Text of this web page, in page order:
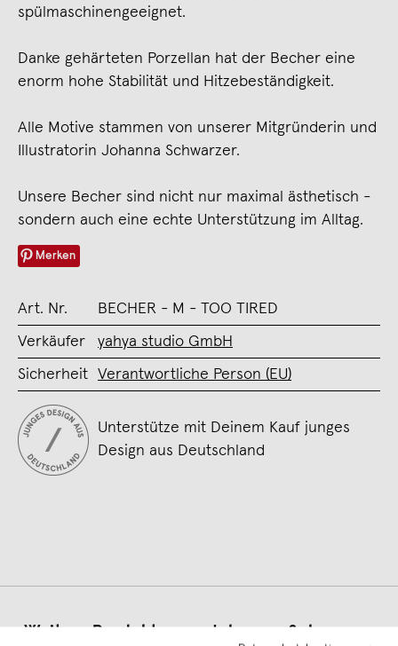
spülmaschinengeeignet.
Danke gehärteten Porzellan hat der Becher eine
enorm hohe Stabilität und Hitzebeständigkeit.
Alle Motive stammen von unserer Mitgründerin und
Illustratorin Johanna Schwarzer.
Unsere Becher sind nicht nur maximal ästhetisch -
sondern auch eine echte Unterstützung im Alltag.
Merken
Art. Nr. BECHER - M - TOO TIRED
Verkäufer yahya studio GmbH
Sicherheit Verantwortliche Person (EU)
Unterstütze mit Deinem Kauf junges
Design aus Deutschland
Weitere Produkte von Johanna Schwarzer